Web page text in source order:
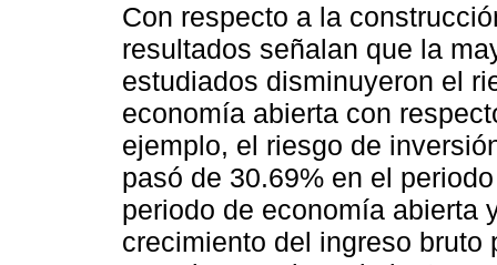
Con respecto a la
resultados señalan que la
estudiados disminuyeron el
economía abierta con
ejemplo, el riesgo de
pasó de 30.69% en el
periodo de economía abierta
crecimiento del ingreso bruto